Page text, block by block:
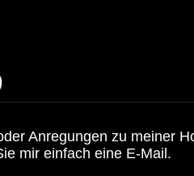
Anregungen zu meiner
mir einfach eine E-Mail.